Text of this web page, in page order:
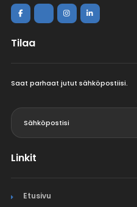
Tilaa
Saat parhaat jutut sähköpostiisi.
Linkit
Etusivu